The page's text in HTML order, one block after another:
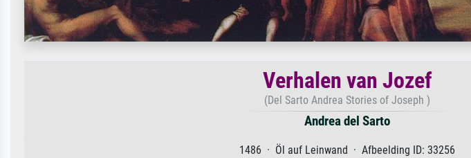
Verhalen van Jozef
(Del Sarto Andrea Stories of Joseph )
Andrea del Sarto
1486 · Öl auf Leinwand · Afbeelding ID: 33256